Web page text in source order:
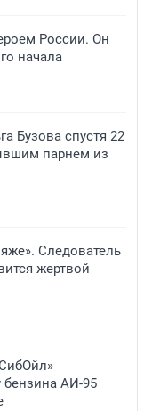
России. Он
начала
Бузова спустя 22
парнем из
Следователь
жертвой
бензина АИ-95